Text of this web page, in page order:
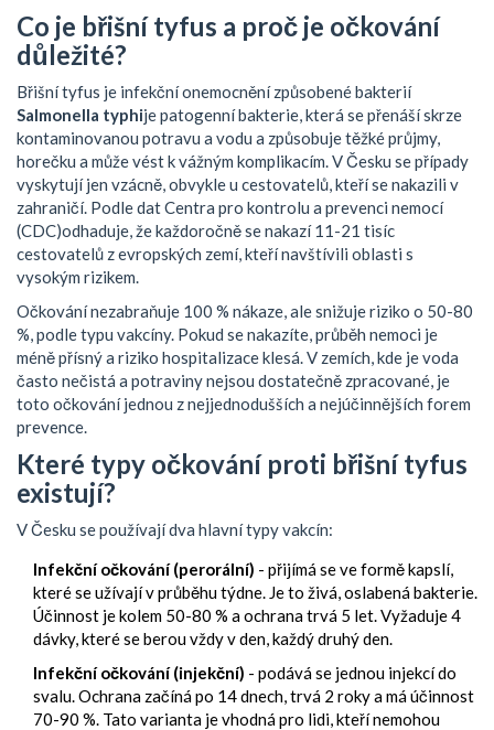
Co je břišní tyfus a proč je očkování
důležité?
Břišní tyfus je infekční onemocnění způsobené bakterií
Salmonella typhije patogenní bakterie, která se přenáší skrze
kontaminovanou potravu a vodu a způsobuje těžké průjmy,
horečku a může vést k vážným komplikacím. V Česku se případy
vyskytují jen vzácně, obvykle u cestovatelů, kteří se nakazili v
zahraničí. Podle datCentra pro kontrolu a prevenci nemocí
(CDC)odhaduje, že každoročně se nakazí 11-21 tisíc
cestovatelů z evropských zemí, kteří navštívili oblasti s
vysokým rizikem.
Očkování nezabraňuje 100 % nákaze, ale snižuje riziko o 50-80
%, podle typu vakcíny. Pokud se nakazíte, průběh nemoci je
méně přísný a riziko hospitalizace klesá. V zemích, kde je voda
často nečistá a potraviny nejsou dostatečně zpracované, je
toto očkování jednou z nejjednodušších a nejúčinnějších forem
prevence.
Které typy očkování proti břišní tyfus
existují?
V Česku se používají dva hlavní typy vakcín:
Infekční očkování (perorální) - přijímá se ve formě kapslí,
které se užívají v průběhu týdne. Je to živá, oslabená bakterie.
Účinnost je kolem 50-80 % a ochrana trvá 5 let. Vyžaduje 4
dávky, které se berou vždy v den, každý druhý den.
Infekční očkování (injekční) - podává se jednou injekcí do
svalu. Ochrana začíná po 14 dnech, trvá 2 roky a má účinnost
70-90 %. Tato varianta je vhodná pro lidi, kteří nemohou